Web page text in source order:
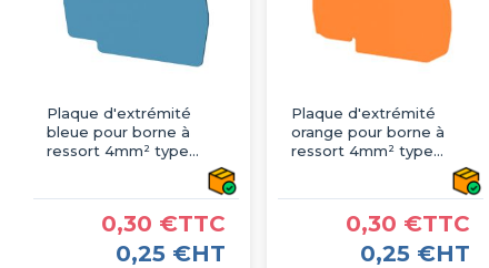
Plaque d'extrémité
bleue pour borne à
ressort 4mm² type
0,30 €TTC
0,25 €HT
Plaque d'extrémité
orange pour borne à
ressort 4mm² type
0,30 €TTC
0,25 €HT